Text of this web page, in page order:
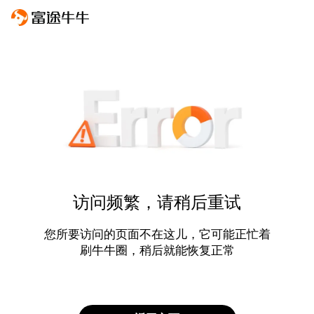
访问频繁，请稍后重试
您所要访问的页面不在这儿，它可能正忙着
刷牛牛圈，稍后就能恢复正常